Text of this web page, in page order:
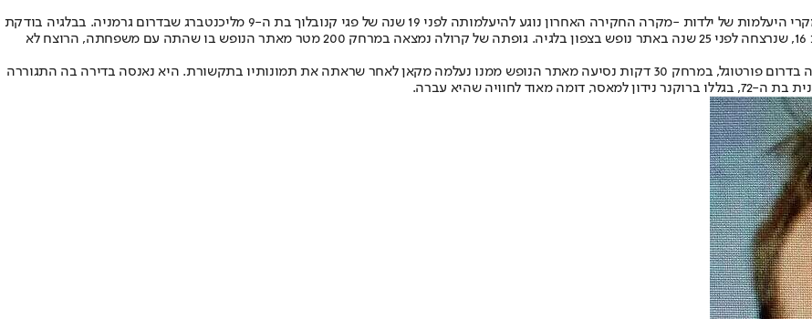
בגרמניה חוקרת המשטרה את מעורבותו של ברוקנר בן ה-43 בלפחות שני מקרי היעלמות של ילדות -מקרה החקירה האחרון נוגע להיעלמותה לפני 19 שנה של פגי קנובלוך בת ה-9 מליכנטברג שבדרום גרמניה. בבלגיה בודקת
המשטרה המקומית קשר אפשרי של ברוקנר ברצח נערה גרמניה, קרולה, בת 16, שנרצחה לפני 25 שנה באתר נופש בצפון בלגיה. גופתה של קרולה נמצאה במרחק 200 מטר מאתר הנופש בו שהתה עם משפחתה, הרוצח לא
באירלנד אישה זיהתה את פושע המין הגרמני כאיש שאנס אותה בעת שעבדה בדרום פורטוגל, במרחק 30 דקות נסיעה מאתר הנופש ממנו נעלמה מקאן לאחר שראתה את תמונותיו בתקשורת. היא נאנסה בדירה בה התגוררה